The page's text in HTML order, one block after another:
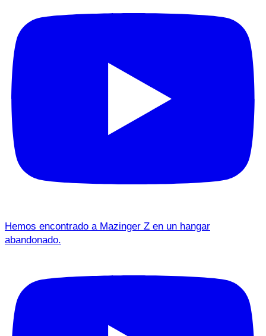
Hemos encontrado a Mazinger Z en un hangar
abandonado.